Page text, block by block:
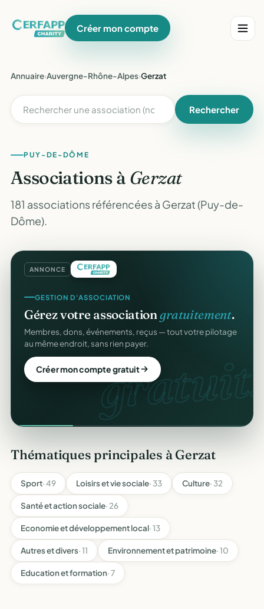
Créer mon compte
Annuaire›Auvergne-Rhône-Alpes›Gerzat
Rechercher
PUY-DE-DÔME
Associations à Gerzat
181 associations référencées à Gerzat (Puy-de-
Dôme).
ANNONCE
gratuit.
GESTION D'ASSOCIATION
Gérez votre associationgratuitement.
Membres, dons, événements, reçus — tout votre pilotage
au même endroit, sans rien payer.
Créer mon compte gratuit
Thématiques principales à Gerzat
Sport· 49 Loisirs et vie sociale· 33 Culture· 32
Santé et action sociale· 26
Economie et développement local· 13
Autres et divers· 11 Environnement et patrimoine· 10
Education et formation· 7